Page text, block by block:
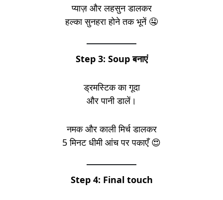
प्याज़ और लहसुन डालकर
हल्का सुनहरा होने तक भूनें 🤤
Step 3: Soup बनाएं
ड्रमस्टिक का गूदा
और पानी डालें।
नमक और काली मिर्च डालकर
5 मिनट धीमी आंच पर पकाएँ 😍
Step 4: Final touch